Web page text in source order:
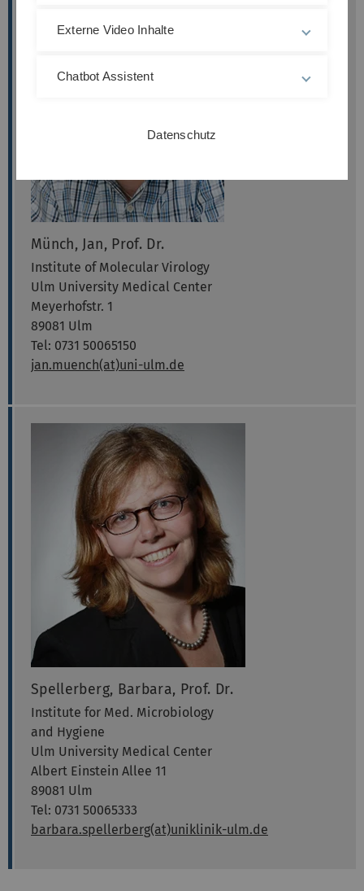
Münch, Jan, Prof. Dr.
Institute of Molecular Virology
Ulm University Medical Center
Meyerhofstr. 1
89081 Ulm
Tel: 0731 50065150
jan.muench(at)uni-ulm.de
Spellerberg, Barbara, Prof. Dr.
Institute for Med. Microbiology
and Hygiene
Ulm University Medical Center
Albert Einstein Allee 11
89081 Ulm
Tel: 0731 50065333
barbara.spellerberg(at)uniklinik-ulm.de
Externe Video Inhalte
Chatbot Assistent
Datenschutz